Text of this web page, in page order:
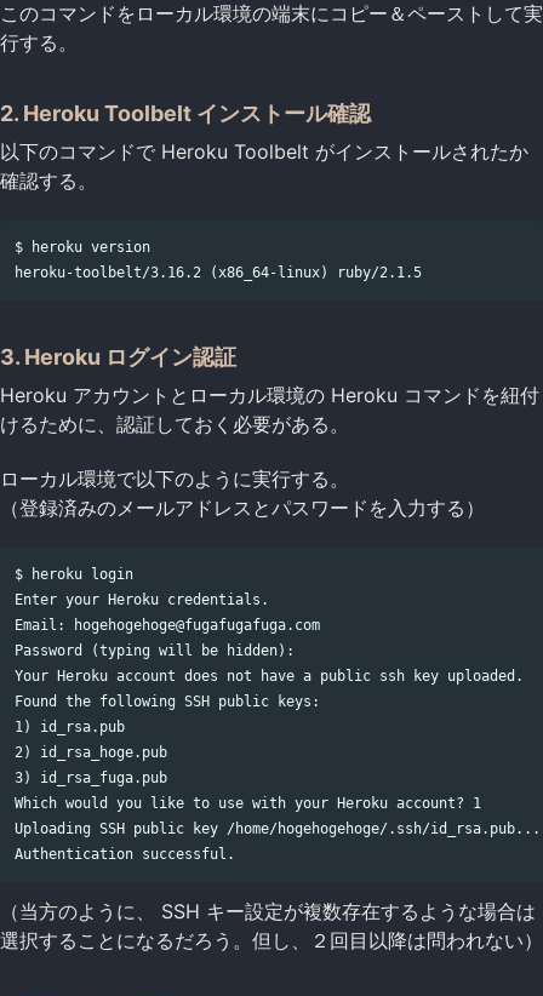
このコマンドをローカル環境の端末にコピー＆ペーストして実
行する。
2. Heroku Toolbelt インストール確認
以下のコマンドで Heroku Toolbelt がインストールされたか
確認する。
$ heroku version
3. Heroku ログイン認証
Heroku アカウントとローカル環境の Heroku コマンドを紐付
けるために、認証しておく必要がある。
ローカル環境で以下のように実行する。
（登録済みのメールアドレスとパスワードを入力する）
$ heroku login
Enter your Heroku credentials.
Email: hogehogehoge@fugafugafuga.com
Password (typing will be hidden):
Your Heroku account does not have a public ssh key uploaded.
Found the following SSH public keys:
1) id_rsa.pub
2) id_rsa_hoge.pub
3) id_rsa_fuga.pub
Which would you like to use with your Heroku account? 1
Uploading SSH public key /home/hogehogehoge/.ssh/id_rsa.pub...
（当方のように、 SSH キー設定が複数存在するような場合は
選択することになるだろう。但し、２回目以降は問われない）